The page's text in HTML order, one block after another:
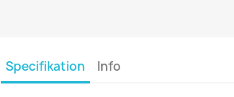
Specifikation Info